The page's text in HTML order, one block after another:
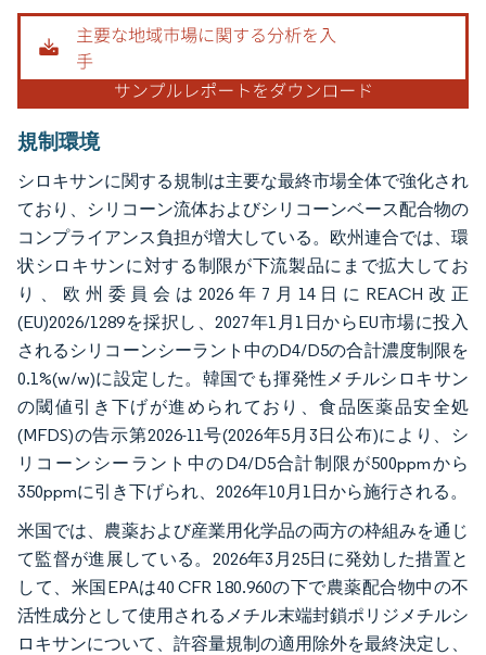
画像 © Mordor Intelligence。再利用にはCC BY 4.0の表示が必要です。
規制環境
シロキサンに関する規制は主要な最終市場全体で強化され
ており、シリコーン流体およびシリコーンベース配合物の
コンプライアンス負担が増大している。欧州連合では、環
状シロキサンに対する制限が下流製品にまで拡大してお
り、欧州委員会は2026年7月14日にREACH改正
(EU)2026/1289を採択し、2027年1月1日からEU市場に投入
されるシリコーンシーラント中のD4/D5の合計濃度制限を
0.1%(w/w)に設定した。韓国でも揮発性メチルシロキサン
の閾値引き下げが進められており、食品医薬品安全処
(MFDS)の告示第2026-11号(2026年5月3日公布)により、シ
リコーンシーラント中のD4/D5合計制限が500ppmから
350ppmに引き下げられ、2026年10月1日から施行される。
米国では、農薬および産業用化学品の両方の枠組みを通じ
て監督が進展している。2026年3月25日に発効した措置と
して、米国EPAは40 CFR 180.960の下で農薬配合物中の不
活性成分として使用されるメチル末端封鎖ポリジメチルシ
ロキサンについて、許容量規制の適用除外を最終決定し、